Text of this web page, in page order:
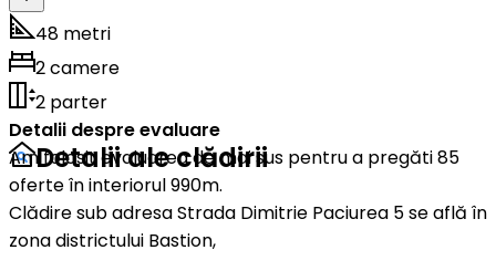
48 metri
2 camere
2 parter
Detalii despre evaluare
Am folosit evaluarea de mai sus pentru a pregăti 85
oferte în interiorul 990m.
Detalii ale clădirii
Clădire sub adresa Strada Dimitrie Paciurea 5 se află în
zona districtului Bastion,